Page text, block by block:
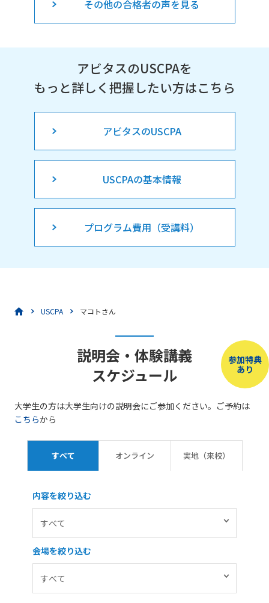
その他の合格者の声を見る
アビタスのUSCPAを
もっと詳しく把握したい方はこちら
アビタスのUSCPA
USCPAの基本情報
プログラム費用（受講料）
USCPA マコトさん
参加特典
あり
説明会・体験講義
スケジュール
大学生の方は大学生向けの説明会にご参加ください。ご予約は
こちらから
すべて オンライン 実地（来校）
内容を絞り込む
会場を絞り込む